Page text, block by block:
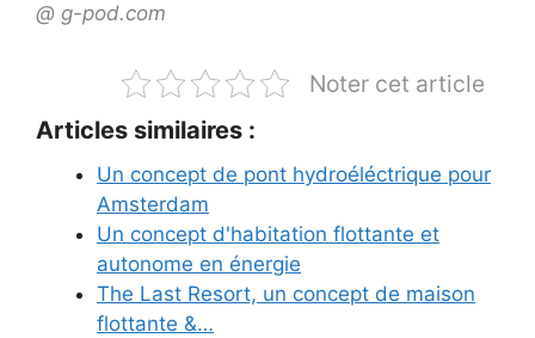
@ g-pod.com
Noter cet article
Articles similaires :
Un concept de pont hydroéléctrique pour
Amsterdam
Un concept d'habitation flottante et
autonome en énergie
The Last Resort, un concept de maison
flottante &…